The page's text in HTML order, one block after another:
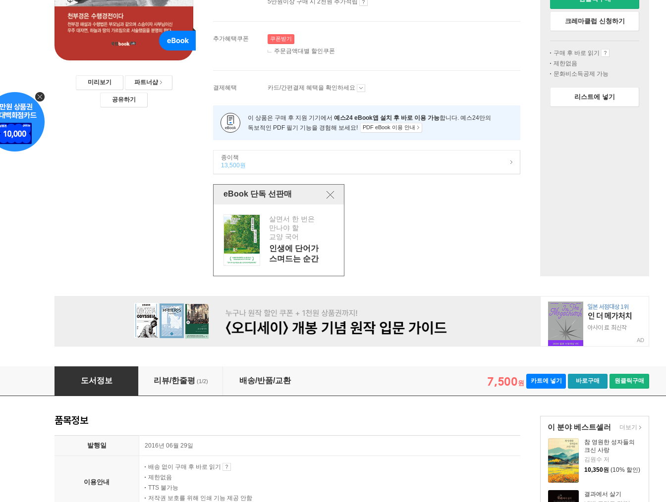
미리보기 파트너샵
공유하기
5만원이상 구매 시 2천원 추가적립
추가혜택쿠폰 쿠폰받기
주문금액대별 할인쿠폰
결제혜택 카드/간편결제 혜택을 확인하세요
이 상품은 구매 후 지원 기기에서 예스24 eBook앱 설치 후 바로 이용 가능합니다. 예스24만의
독보적인 PDF 필기 기능을 경험해 보세요!
PDF eBook 이용 안내
종이책
13,500원
eBook 단독 선판매
살면서 한 번은
만나야 할
교양 국어
인생에 단어가
스며드는 순간
크레마클럽 신청하기
구매 후 바로 읽기
제한없음
문화비소득공제 가능
리스트에 넣기
AD
천부경 해설과 수행법
도서정보 리뷰/한줄평 (1/2) 배송/반품/교환 7,500원 카트에 넣기 바로구매 원클릭구매
이 분야 베스트셀러
참 영원한 성자들의
크신 사랑
김원수 저
10,350원 (10% 할인)
결과에서 살기
더보기
품목정보
발행일 2016년 06월 29일
이용안내
배송 없이 구매 후 바로 읽기
제한없음
TTS 불가능
저작권 보호를 위해 인쇄 기능 제공 안함